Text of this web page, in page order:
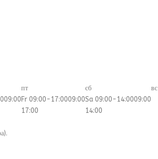
пт сб
вс
09:00Fr 09:00-17:0009:00
17:00
Sa 09:00-14:0009:00
14:00